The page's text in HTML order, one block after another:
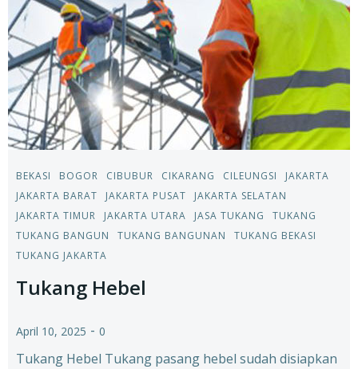
BEKASI BOGOR CIBUBUR CIKARANG CILEUNGSI
JAKARTA
JAKARTA BARAT
JAKARTA PUSAT
JAKARTA SELATAN
JAKARTA TIMUR
JAKARTA UTARA JASA TUKANG
TUKANG
TUKANG BANGUN
TUKANG BANGUNAN
TUKANG BEKASI
TUKANG JAKARTA
Tukang Hebel
April 10, 2025 - 0
Tukang Hebel Tukang pasang hebel sudah disiapkan